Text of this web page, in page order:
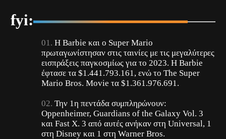
fyi:
Η Barbie και ο Super Mario
πρωταγωνίστησαν στις ταινίες με τις μεγαλύτερες
εισπράξεις παγκοσμίως για το 2023. Η Barbie
έφτασε τα $1.441.793.161, ενώ το The Super
Mario Bros. Movie τα $1.361.976.691.
Την 1η πεντάδα συμπληρώνουν:
Oppenheimer, Guardians of the Galaxy Vol. 3
και Fast X. 3 από αυτές ανήκαν στη Universal, 1
στη Disney και 1 στη Warner Bros.